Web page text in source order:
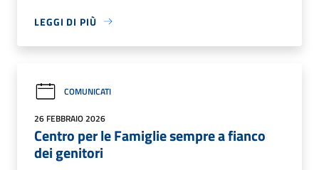
LEGGI DI PIÙ
COMUNICATI
26 FEBBRAIO 2026
Centro per le Famiglie sempre a fianco
dei genitori